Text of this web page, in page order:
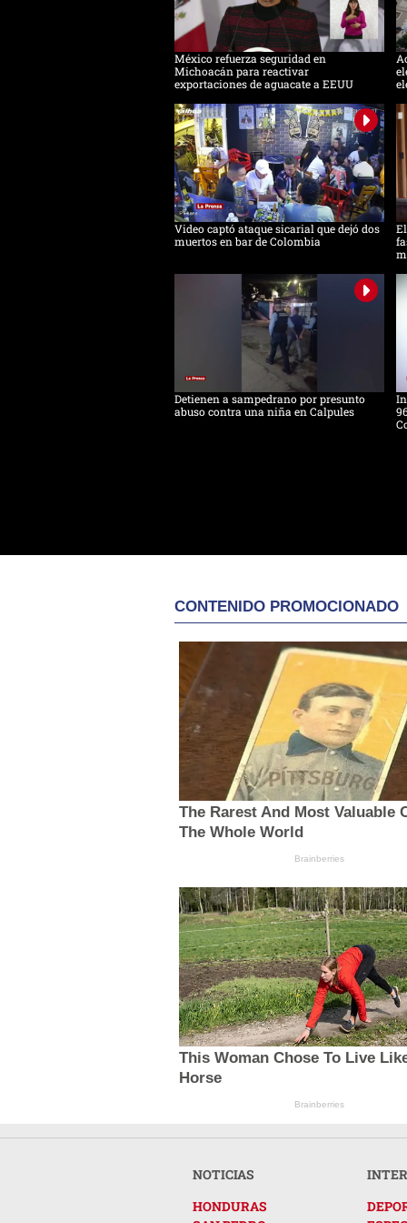
México refuerza seguridad en
Michoacán para reactivar
exportaciones de aguacate a EEUU
Video captó ataque sicarial que dejó dos
muertos en bar de Colombia
Detienen a sampedrano por presunto
abuso contra una niña en Calpules
CONTENIDO PROMOCIONADO
The Rarest And Most Valuable
The Whole World
Brainberries
This Woman Chose To Live
Horse
Brainberries
NOTICIAS
HONDURAS